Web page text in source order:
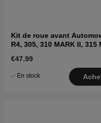
Kit de roue avant
R4, 305, 310 MARK II, 315
€47.99
En stock